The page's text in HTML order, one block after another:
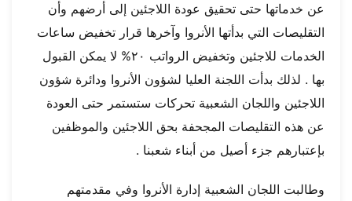
عن خدماتها حتى تحقيق عودة اللاجئين إلى أرضهم وأن
التقليصات التي بدأتها الأنروا وآخرها قرار تخفيض ساعات
الخدمات للاجئين وتخفيض الرواتب ٢٠% لا يمكن القبول
بها . لذلك بدأت اللجنة العليا لشؤون الأنروا ودائرة شؤون
اللاجئين واللجان الشعبية تحركات ستستمر حتى العودة
عن هذه التقليصات المجحفة بحق اللاجئين والموظفين
بإعتبارهم جزء أصيل من أبناء شعبنا .
وطالبت اللجان الشعبية إدارة الأنروا وفي مقدمتهم